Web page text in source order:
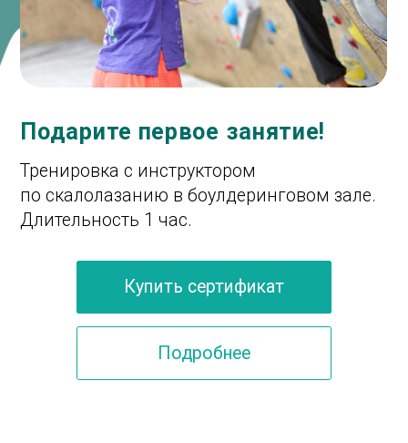
Персональные тренировки
Тренировки проводятся
с тренером индивидуально
длительность 2 часа
Групповые тренировки
Занятия проводятся в группе
до 10 человек
по предварительной записи
Подробнее